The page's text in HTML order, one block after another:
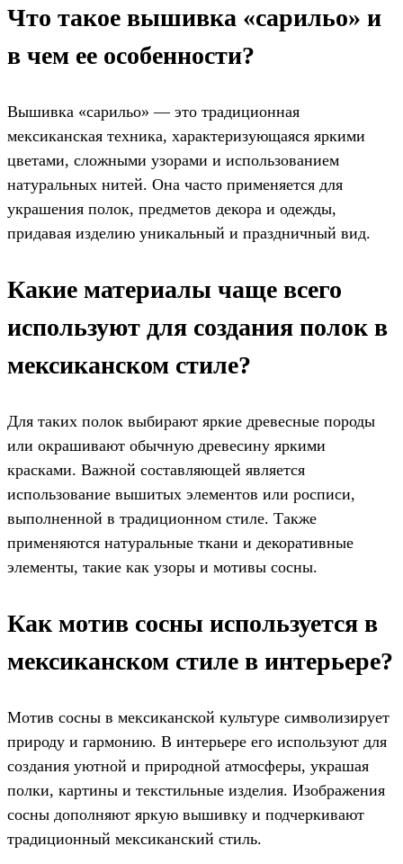
Что такое вышивка «сарильо» и
в чем ее особенности?
Вышивка «сарильо» — это традиционная
мексиканская техника, характеризующаяся яркими
цветами, сложными узорами и использованием
натуральных нитей. Она часто применяется для
украшения полок, предметов декора и одежды,
придавая изделию уникальный и праздничный вид.
Какие материалы чаще всего
используют для создания полок в
мексиканском стиле?
Для таких полок выбирают яркие древесные породы
или окрашивают обычную древесину яркими
красками. Важной составляющей является
использование вышитых элементов или росписи,
выполненной в традиционном стиле. Также
применяются натуральные ткани и декоративные
элементы, такие как узоры и мотивы сосны.
Как мотив сосны используется в
мексиканском стиле в интерьере?
Мотив сосны в мексиканской культуре символизирует
природу и гармонию. В интерьере его используют для
создания уютной и природной атмосферы, украшая
полки, картины и текстильные изделия. Изображения
сосны дополняют яркую вышивку и подчеркивают
традиционный мексиканский стиль.